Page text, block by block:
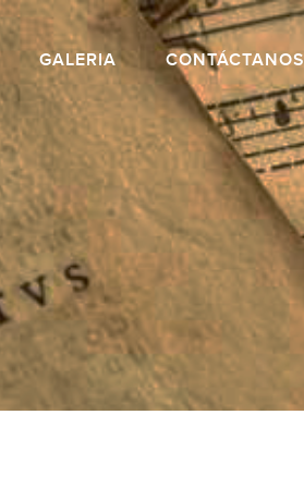
GALERIA CONTÁCTANOS